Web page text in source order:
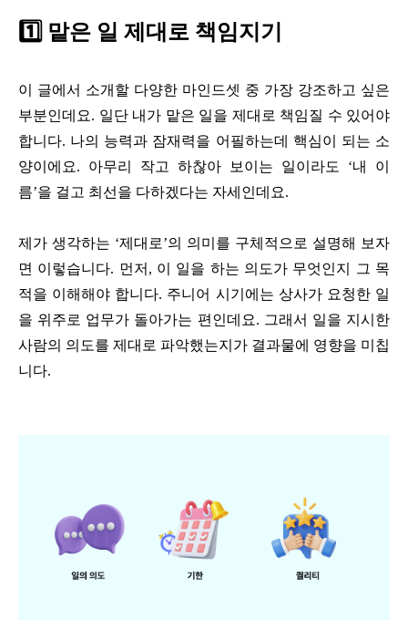
1️⃣ 맡은 일 제대로 책임지기
이 글에서 소개할 다양한 마인드셋 중 가장 강조하고 싶은
부분인데요. 일단 내가 맡은 일을 제대로 책임질 수 있어야
합니다. 나의 능력과 잠재력을 어필하는데 핵심이 되는 소
양이에요. 아무리 작고 하찮아 보이는 일이라도 ‘내 이
름’을 걸고 최선을 다하겠다는 자세인데요.
제가 생각하는 ‘제대로’의 의미를 구체적으로 설명해 보자
면 이렇습니다. 먼저, 이 일을 하는 의도가 무엇인지 그 목
적을 이해해야 합니다. 주니어 시기에는 상사가 요청한 일
을 위주로 업무가 돌아가는 편인데요. 그래서 일을 지시한
사람의 의도를 제대로 파악했는지가 결과물에 영향을 미칩
니다.